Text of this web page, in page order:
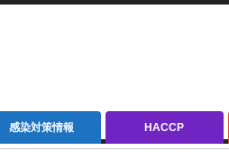
感染対策情報 HACCP